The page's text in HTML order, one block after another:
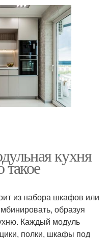
кухня
такое
из набора шкафов или
образуя
Каждый модуль
полки, шкафы под